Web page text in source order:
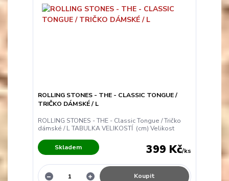
ROLLING STONES - THE - CLASSIC TONGUE /
TRIČKO DÁMSKÉ / L
ROLLING STONES - THE - Classic Tongue / Tričko
dámské / L TABULKA VELIKOSTÍ (cm) Velikost
399 Kč/ks
Skladem
Koupit